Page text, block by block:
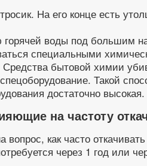
На его конце есть
воды под большим
специальными
Средства бытовой химии
Такой
достаточно высокая.
на частоту
вопрос, как часто
через 1 год или